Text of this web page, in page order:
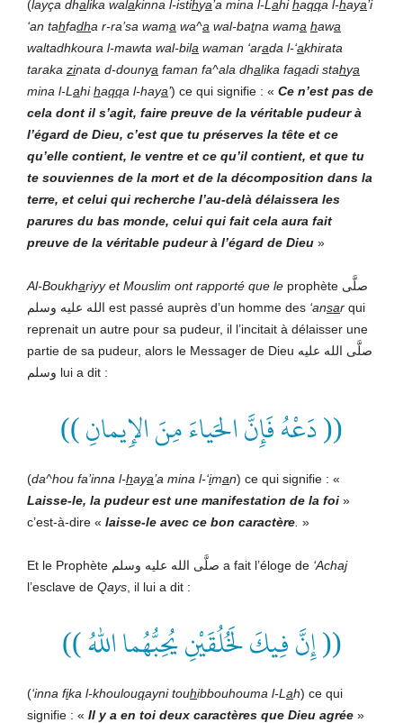
(layça dhalika walakinna l-istihya’a mina l-L ahihaqqa l-haya’i
‘an tahfadha r-ra’sa wama wa^a wal-batna wama hawa
waltadhkoura l-mawta wal-bila waman ‘arada l-‘akhirata
taraka zinata d-dounya faman fa^ala dhalika faqadi stahya
mina l-L ahihaqqa l-haya’) ce qui signifie : « Ce n’est pas de
cela dont il s’agit, faire preuve de la véritable pudeur à
l’égard de Dieu, c’est que tu préserves la tête et ce
qu’elle contient, le ventre et ce qu’il contient, et que tu
te souviennes de la mort et de la décomposition dans la
terre, et celui qui recherche l’au-delà délaissera les
parures du bas monde, celui qui fait cela aura fait
preuve de la véritable pudeur à l’égard de Dieu »
Al-BoukhariyyetMouslim ont rapporté que le prophète صلَّى
الله عليه وسلم est passé auprès d’un homme des ‘ansar qui
reprenait un autre pour sa pudeur, il l’incitait à délaisser une
partie de sa pudeur, alors le Messager de Dieu صلَّى الله عليه
وسلم lui a dit :
(( دَعْهُ ‏فَإِنَّ الحَياءَ مِنَ الإِيمانِ ))
(da^hou fa’inna l-haya’a mina l-‘iman) ce qui signifie : «
Laisse-le, la pudeur est une manifestation de la foi »
c’est-à-dire « laisse-le avec ce bon caractère »
Et le Prophète صلَّى الله عليه وسلم a fait l’éloge de ‘Achaj
l’esclave de Qays , il lui a dit :
(( إِنَّ فِيكَ لَخُلُقَيْنِ يُحِبُّهُما اللهُ ))
(‘inna fika l-khoulouqayni touhibbouhouma l-L ah) ce qui
signifie : « Il y a en toi deux caractères que Dieu agrée »